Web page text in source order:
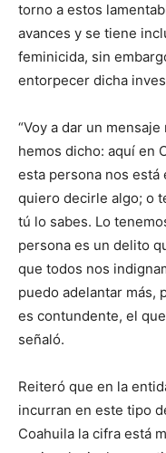
torno a estos
avances y se tiene
feminicida, sin
entorpecer dicha
“Voy a dar un
hemos dicho: aquí en
esta persona nos está
quiero decirle algo; o
tú lo sabes. Lo
persona es un delito
que todos nos
puedo adelantar más,
es contundente, el
señaló.
Reiteró que en la
incurran en este tipo
Coahuila la cifra está